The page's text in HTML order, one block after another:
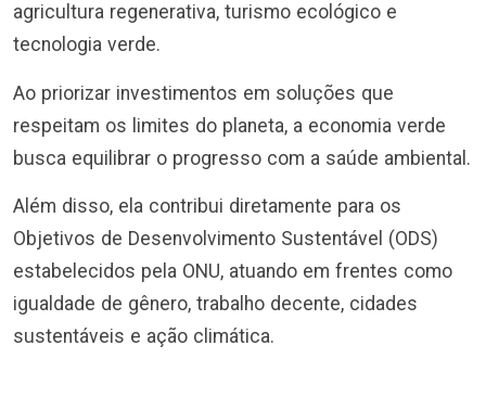
agricultura regenerativa, turismo ecológico e
tecnologia verde.
Ao priorizar investimentos em soluções que
respeitam os limites do planeta, a economia verde
busca equilibrar o progresso com a saúde ambiental.
Além disso, ela contribui diretamente para os
Objetivos de Desenvolvimento Sustentável (ODS)
estabelecidos pela ONU, atuando em frentes como
igualdade de gênero, trabalho decente, cidades
sustentáveis e ação climática.